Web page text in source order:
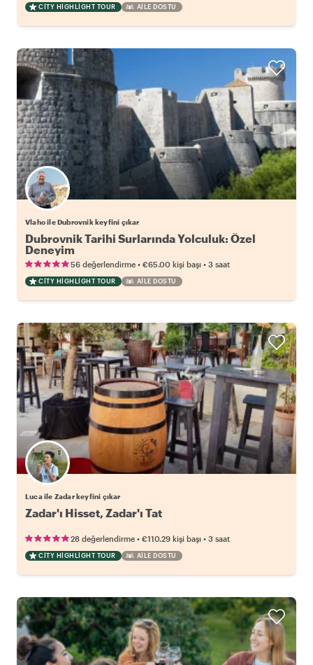
CITY HIGHLIGHT TOUR AILE DOSTU
Vlaho ile Dubrovnik keyfini çıkar
Dubrovnik Tarihi Surlarında Yolculuk: Özel
Deneyim
56 değerlendirme • €65.00 kişi başı • 3 saat
CITY HIGHLIGHT TOUR AILE DOSTU
Luca ile Zadar keyfini çıkar
Zadar'ı Hisset, Zadar'ı Tat
28 değerlendirme • €110.29 kişi başı • 3 saat
CITY HIGHLIGHT TOUR AILE DOSTU